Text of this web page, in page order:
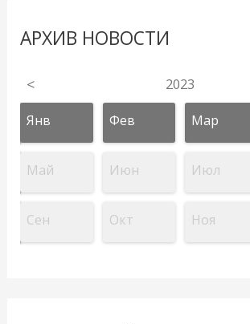
АРХИВ НОВОСТИ
< 2023
Янв Фев Мар
Май Июн Июл
Сен Окт Ноя